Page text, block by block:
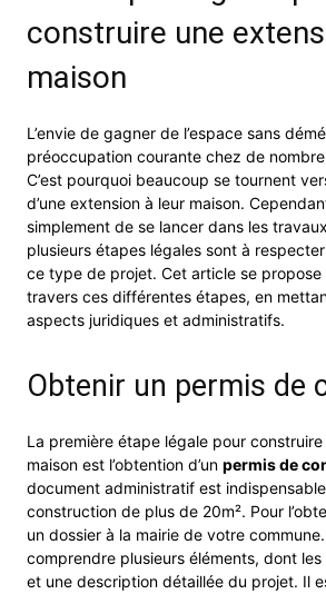
construire une
maison
L’envie de gagner de l’espace sans
préoccupation courante chez de
C’est pourquoi beaucoup se tournent
d’une extension à leur maison.
simplement de se lancer dans les
plusieurs étapes légales sont à
ce type de projet. Cet article se propose
travers ces différentes étapes, en
aspects juridiques et administratifs.
Obtenir un permis de
La première étape légale pour
maison est l’obtention d’un permis de
document administratif est
construction de plus de 20m². Pour
un dossier à la mairie de votre
comprendre plusieurs éléments, dont les
et une description détaillée du projet. Il